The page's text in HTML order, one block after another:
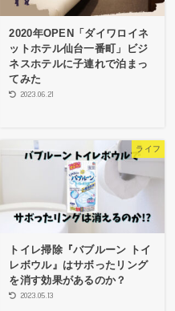
2020年OPEN「ダイワロイネ
ットホテル仙台一番町」ビジ
ネスホテルに子連れで泊まっ
てみた
2023.06.21
ライフ
トイレ掃除『バブルーン トイ
レボウル』はサボったリング
を消す効果があるのか？
2023.05.13